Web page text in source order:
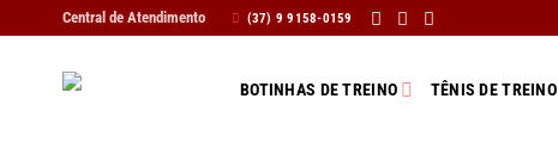
to
Central de Atendimento (37) 9 9158-0159
BOTINHAS DE TREINO TÊNIS DE TREINO